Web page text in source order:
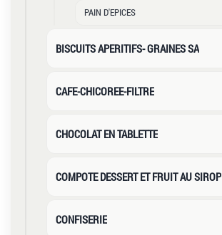
PAIN D'EPICES
BISCUITS APERITIFS- GRAINES SA
CAFE-CHICOREE-FILTRE
CHOCOLAT EN TABLETTE
COMPOTE DESSERT ET FRUIT AU SIROP
CONFISERIE